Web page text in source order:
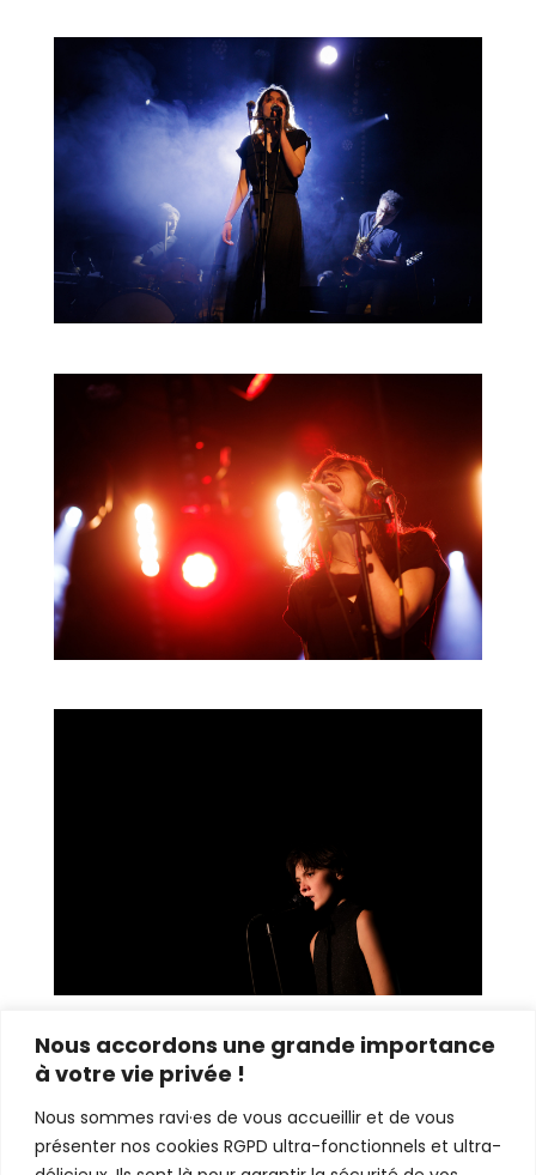
Nous accordons une grande importance
à votre vie privée !
Nous sommes ravi·es de vous accueillir et de vous
présenter nos cookies RGPD ultra-fonctionnels et ultra-